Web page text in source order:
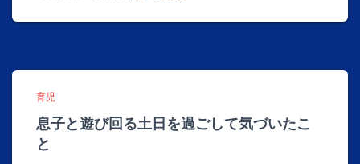
育児
息子と遊び回る土日を過ごして気づいたこ
と